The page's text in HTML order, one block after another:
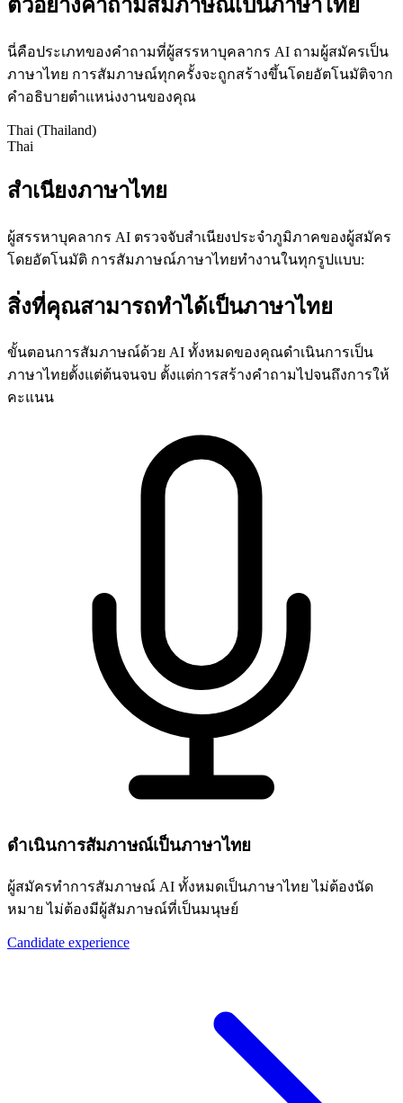
ตัวอย่างคำถามสัมภาษณ์เป็นภาษาไทย
นี่คือประเภทของคำถามที่ผู้สรรหาบุคลากร AI ถามผู้สมัครเป็น
ภาษาไทย การสัมภาษณ์ทุกครั้งจะถูกสร้างขึ้นโดยอัตโนมัติจาก
คำอธิบายตำแหน่งงานของคุณ
Thai (Thailand)
Thai
สำเนียงภาษาไทย
ผู้สรรหาบุคลากร AI ตรวจจับสำเนียงประจำภูมิภาคของผู้สมัคร
โดยอัตโนมัติ การสัมภาษณ์ภาษาไทยทำงานในทุกรูปแบบ:
สิ่งที่คุณสามารถทำได้เป็นภาษาไทย
ขั้นตอนการสัมภาษณ์ด้วย AI ทั้งหมดของคุณดำเนินการเป็น
ภาษาไทยตั้งแต่ต้นจนจบ ตั้งแต่การสร้างคำถามไปจนถึงการให้
คะแนน
ดำเนินการสัมภาษณ์เป็นภาษาไทย
ผู้สมัครทำการสัมภาษณ์ AI ทั้งหมดเป็นภาษาไทย ไม่ต้องนัด
หมาย ไม่ต้องมีผู้สัมภาษณ์ที่เป็นมนุษย์
Candidate experience